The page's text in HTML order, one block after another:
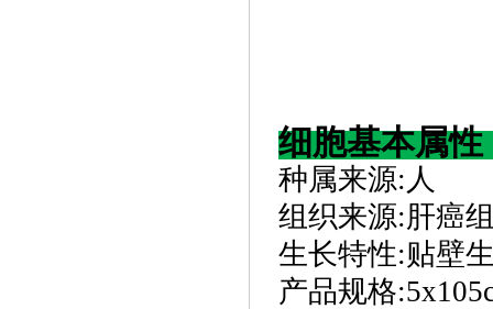
细胞基本属性
种属来源: 人
组织来源:肝癌
生长特性:贴壁
产品规格: